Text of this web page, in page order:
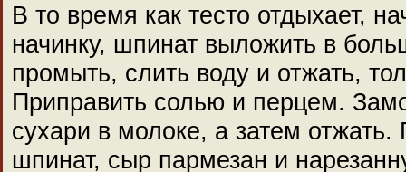
В то время как тесто отдыхает,
начинку, шпинат выложить в
промыть, слить воду и отжать,
Приправить солью и перцем.
сухари в молоке, а затем отжать.
шпинат, сыр пармезан и